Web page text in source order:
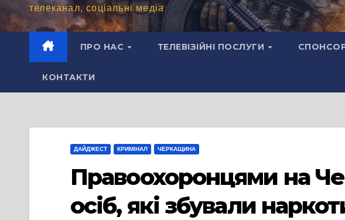
телеканал, соціальні медіа
ПРО НАС ТЕЛЕВІЗІЙНІ ПОСЛУГИ
КОНТАКТИ
ДАЙДЖЕСТ КРИМІНАЛ ЧЕРКАЩИНА
Правоохоронцями на
осіб, які збували